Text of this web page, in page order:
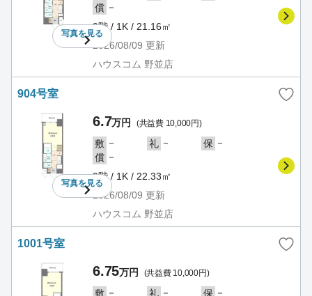
写真を見る
償 －
9階 / 1K / 21.16㎡
2026/08/09 更新
ハウスコム 野並店
904号室
写真を見る
6.7万円 (共益費 10,000円)
敷 － 礼 － 保 －
償 －
9階 / 1K / 22.33㎡
2026/08/09 更新
ハウスコム 野並店
1001号室
6.75万円 (共益費 10,000円)
敷 － 礼 － 保 －